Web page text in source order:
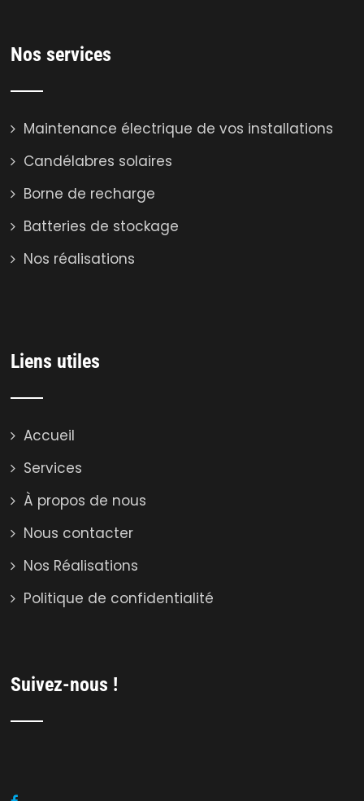
Nos services
Maintenance électrique de vos installations
Candélabres solaires
Borne de recharge
Batteries de stockage
Nos réalisations
Liens utiles
Accueil
Services
À propos de nous
Nous contacter
Nos Réalisations
Politique de confidentialité
Suivez-nous !